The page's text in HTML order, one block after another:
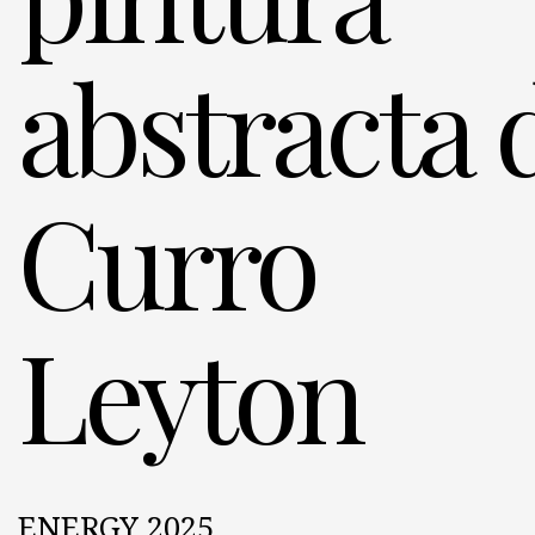
abstracta
Curro
Leyton
ENERGY 2025